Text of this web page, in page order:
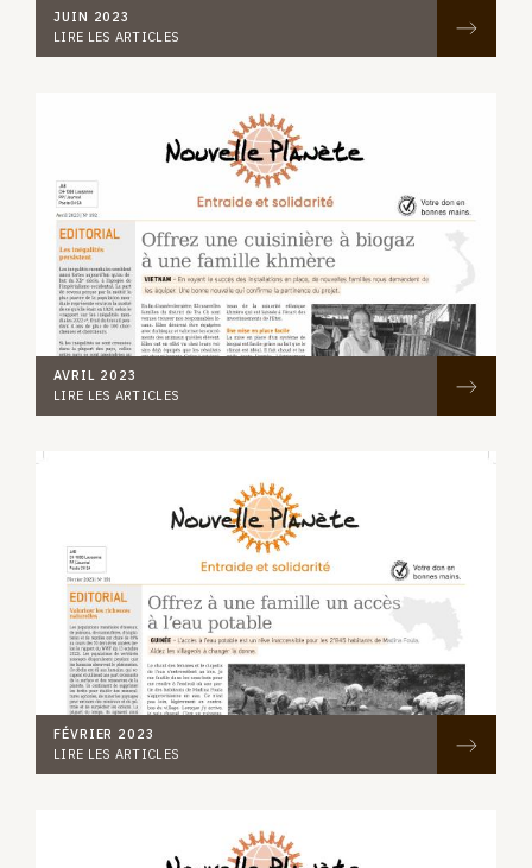
JUIN 2023
LIRE LES ARTICLES
AVRIL 2023
LIRE LES ARTICLES
FÉVRIER 2023
LIRE LES ARTICLES